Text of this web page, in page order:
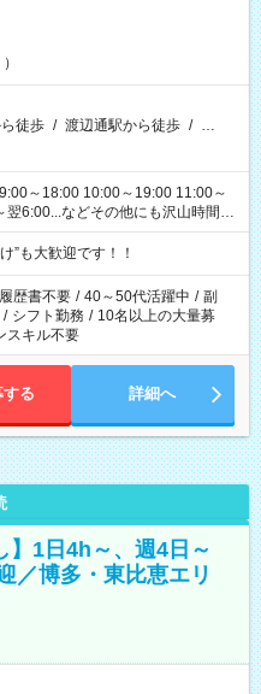
徒歩 / 渡辺通駅から徒歩 / …
～18:00 10:00～19:00 11:00～
ください！
”も大歓迎です！！
履歴書不要 / 40～50代活躍中 / 副
/ シフト勤務 / 10名以上の大量募
スキル不要
する 詳細へ
】1日4h～、週4日～
／博多・東比恵エリ